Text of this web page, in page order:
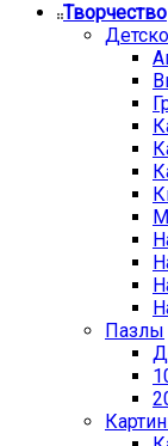
Творчество
Пазлы